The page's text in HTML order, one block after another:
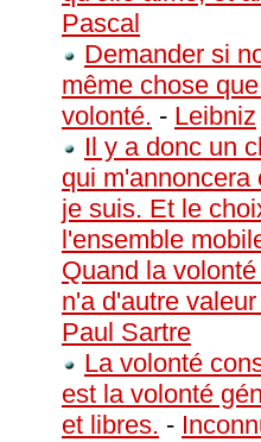
Pascal
Demander si
même chose
volonté. - Leibniz
Il y a donc un
qui m'annoncera
je suis. Et le
l'ensemble
Quand la
n'a d'autre
Paul Sartre
La volonté
est la volonté
et libres. -